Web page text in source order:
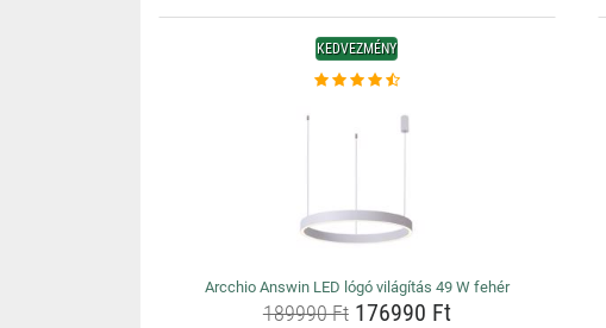
KEDVEZMÉNY
Arcchio Answin LED lógó világítás 49 W fehér
189990 Ft176990 Ft